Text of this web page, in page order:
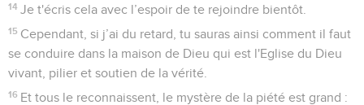
14 Je t'écris cela avec l’espoir de te rejoindre bientôt.
15 Cependant, si j’ai du retard, tu sauras ainsi comment il faut
se conduire dans la maison de Dieu qui est l'Eglise du Dieu
vivant, pilier et soutien de la vérité.
16 Et tous le reconnaissent, le mystère de la piété est grand :